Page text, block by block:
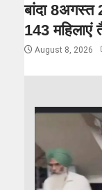
बांदा 8अगस्त
143 महिलाएं
August 8, 2026